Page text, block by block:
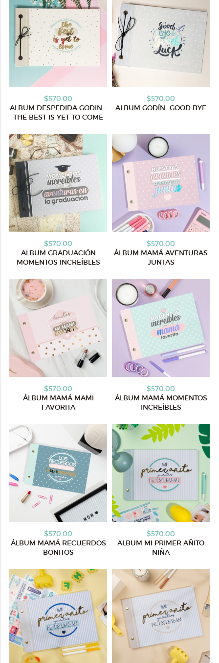
$570.00
ALBUM DESPEDIDA GODIN -
THE BEST IS YET TO COME
$570.00
ALBUM GODÍN- GOOD BYE
$570.00
ALBUM GRADUACIÓN
MOMENTOS INCREÍBLES
$570.00
ÁLBUM MAMÁ AVENTURAS
JUNTAS
$570.00
ÁLBUM MAMÁ MAMI
FAVORITA
$570.00
ÁLBUM MAMÁ MOMENTOS
INCREÍBLES
$570.00
ÁLBUM MAMÁ RECUERDOS
BONITOS
$570.00
ALBUM MI PRIMER AÑITO
NIÑA